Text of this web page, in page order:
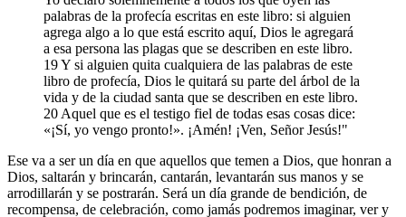
palabras de la profecía escritas en este libro: si alguien
agrega algo a lo que está escrito aquí, Dios le agregará
a esa persona las plagas que se describen en este libro.
19 Y si alguien quita cualquiera de las palabras de este
libro de profecía, Dios le quitará su parte del árbol de la
vida y de la ciudad santa que se describen en este libro.
20 Aquel que es el testigo fiel de todas esas cosas dice:
«¡Sí, yo vengo pronto!». ¡Amén! ¡Ven, Señor Jesús!"
Ese va a ser un día en que aquellos que temen a Dios, que honran a
Dios, saltarán y brincarán, cantarán, levantarán sus manos y se
arrodillarán y se postrarán. Será un día grande de bendición, de
recompensa, de celebración, como jamás podremos imaginar, ver y